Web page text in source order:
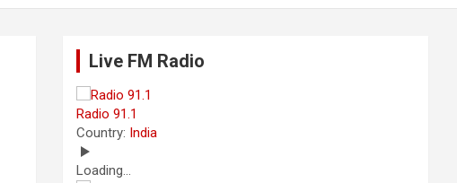
Live FM Radio
Radio 91.1
Country: India
Loading...